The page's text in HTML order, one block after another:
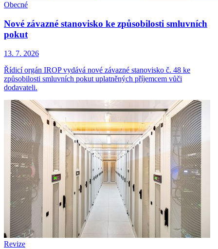
Obecné
Nové závazné stanovisko ke způsobilosti smluvních
pokut
13. 7. 2026
Řídicí orgán IROP vydává nové závazné stanovisko č. 48 ke
způsobilosti smluvních pokut uplatněných příjemcem vůči
dodavateli.
Revize